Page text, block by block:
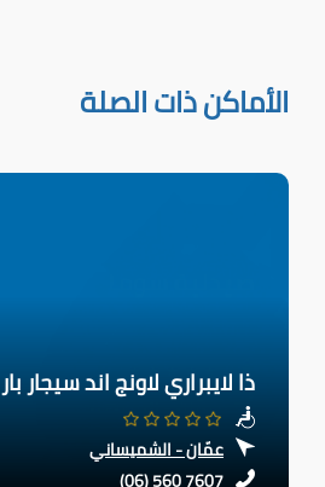
الأماكن ذات الصلة
ذا لايبراري لاونج اند سيجار بار
عمّان - الشميساني